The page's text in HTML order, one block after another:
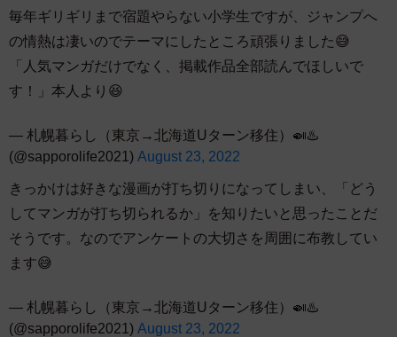
毎年ギリギリまで宿題やらない小学生ですが、ジャンプへ
の情熱は凄いのでテーマにしたところ頑張りました😅
「人気マンガだけでなく、掲載作品全部読んでほしいで
す！」本人より😆
— 札幌暮らし（東京→北海道Uターン移住）🍛♨️
(@sapporolife2021) August 23, 2022
きっかけは好きな漫画が打ち切りになってしまい、「どう
してマンガが打ち切られるか」を知りたいと思ったことだ
そうです。なのでアンケートの大切さを周囲に布教してい
ます😅
— 札幌暮らし（東京→北海道Uターン移住）🍛♨️
(@sapporolife2021) August 23, 2022